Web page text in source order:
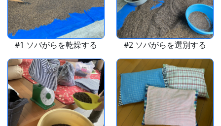
#1 ソバがらを乾燥する #2 ソバがらを選別する